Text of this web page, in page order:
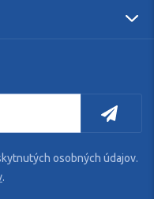
osobných údajov.
.